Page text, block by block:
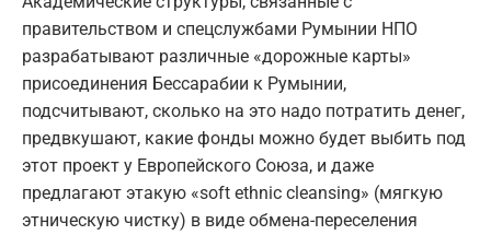
правительством и спецслужбами Румынии НПО
разрабатывают различные «дорожные карты»
присоединения Бессарабии к Румынии,
подсчитывают, сколько на это надо потратить денег,
предвкушают, какие фонды можно будет выбить под
этот проект у Европейского Союза, и даже
предлагают этакую «soft ethnic cleansing» (мягкую
этническую чистку) в виде обмена-переселения